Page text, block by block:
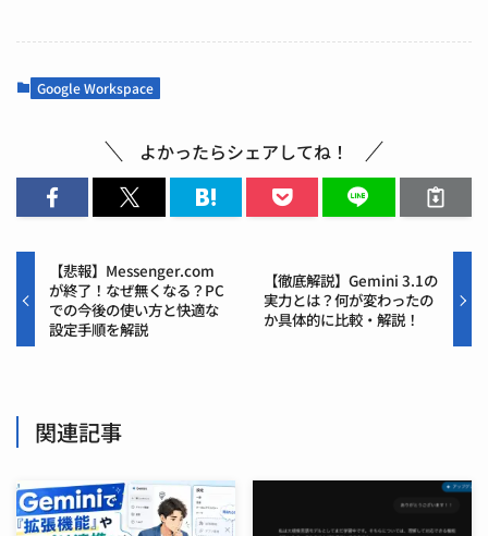
Google Workspace
よかったらシェアしてね！
【悲報】Messenger.com
が終了！なぜ無くなる？PC
での今後の使い方と快適な
設定手順を解説
【徹底解説】Gemini 3.1の
実力とは？何が変わったの
か具体的に比較・解説！
関連記事